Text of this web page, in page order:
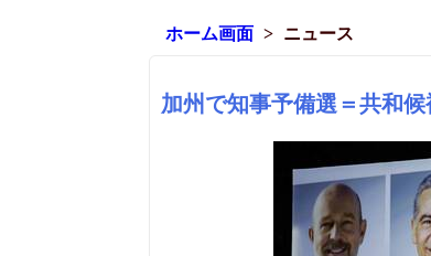
ホーム画面 ニュース
加州で知事予備選＝共和